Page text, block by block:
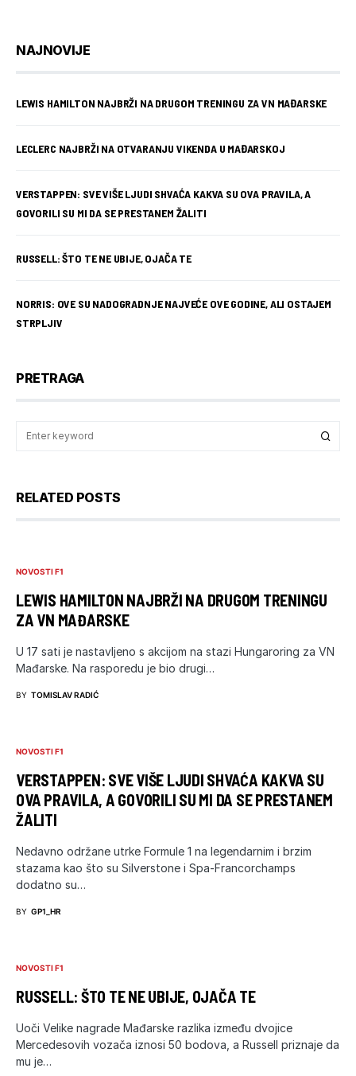
NAJNOVIJE
LEWIS HAMILTON NAJBRŽI NA DRUGOM TRENINGU ZA VN MAĐARSKE
LECLERC NAJBRŽI NA OTVARANJU VIKENDA U MAĐARSKOJ
VERSTAPPEN: SVE VIŠE LJUDI SHVAĆA KAKVA SU OVA PRAVILA, A
GOVORILI SU MI DA SE PRESTANEM ŽALITI
RUSSELL: ŠTO TE NE UBIJE, OJAČA TE
NORRIS: OVE SU NADOGRADNJE NAJVEĆE OVE GODINE, ALI OSTAJEM
STRPLJIV
PRETRAGA
RELATED POSTS
NOVOSTI F1
LEWIS HAMILTON NAJBRŽI NA DRUGOM TRENINGU
ZA VN MAĐARSKE
U 17 sati je nastavljeno s akcijom na stazi Hungaroring za VN
Mađarske. Na rasporedu je bio drugi…
BY TOMISLAV RADIĆ
NOVOSTI F1
VERSTAPPEN: SVE VIŠE LJUDI SHVAĆA KAKVA SU
OVA PRAVILA, A GOVORILI SU MI DA SE PRESTANEM
ŽALITI
Nedavno održane utrke Formule 1 na legendarnim i brzim
stazama kao što su Silverstone i Spa-Francorchamps
dodatno su…
BY GP1_HR
NOVOSTI F1
RUSSELL: ŠTO TE NE UBIJE, OJAČA TE
Uoči Velike nagrade Mađarske razlika između dvojice
Mercedesovih vozača iznosi 50 bodova, a Russell priznaje da
mu je…